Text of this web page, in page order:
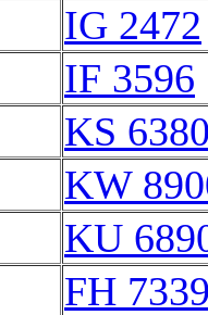
IG 2472
IF 3596
KS
KW
KU
FH